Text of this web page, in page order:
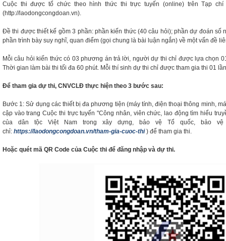
Cuộc thi được tổ chức theo hình thức thi trực tuyến (online) trên Tạp
(http://laodongcongdoan.vn).
Đề thi được thiết kế gồm 3 phần: phần kiến thức (40 câu hỏi); phần dự đoán số
phần trình bày suy nghĩ, quan điểm (gọi chung là bài luận ngắn) về một vấn đề
Mỗi câu hỏi kiến thức có 03 phương án trả lời, người dự thi chỉ được lựa chọn
Thời gian làm bài thi tối đa 60 phút. Mỗi thí sinh dự thi chỉ được tham gia thi 01
Để tham gia dự thi, CNVCLĐ thực hiện theo 3 bước sau:
Bước 1: Sử dụng các thiết bị đa phương tiện (máy tính, điện thoại thông minh,
cập vào trang Cuộc thi trực tuyến "Công nhân, viên chức, lao động tìm hiểu
của dân tộc Việt Nam trong xây dựng, bảo vệ Tổ quốc, bảo
chỉ: https://laodongcongdoan.vn/tham-gia-cuoc-thi ) để tham gia thi.
Hoặc quét mã QR Code của Cuộc thi để đăng nhập và dự thi.